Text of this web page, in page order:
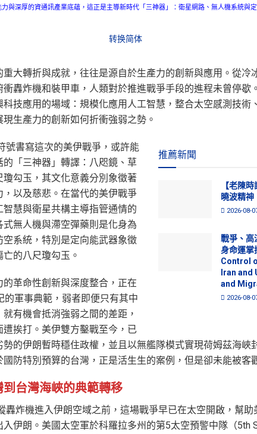
與深厚的資通訊產業底蘊，這正是主導新時代「三神器」：衛星網路、無人機系統與
转换简体
重大轉折與成就，往往是源自於生產力的創新與應用。從冷
衝轟炸機和裝甲車，人類對於推進戰爭手段的進程未曾停歇
科技應用的場域：規模化應用人工智慧，整合太空感測技術
現生產力的創新如何折衝強弱之勢。
推薦新聞
【老陳
曉波精神
2026-08-
戰爭、高
身命運掌
Control
Iran
and
2026-08-
號書寫這次的美伊戰爭，或許能
的「三神器」轉譯：八咫鏡、草
瓊勾玉，其文化意義分別象徵著
，以及慈悲。在當代的美伊戰爭
智慧與衛星共構主導指管通情的
式無人機與滯空彈藥則是化身為
空系統，特別是定向能武器象徵
的八尺瓊勾玉。
的革命性創新與深度整合，正在
的軍事典範，弱者即便只有其中
有機會抵消強弱之間的差距，
遭挨打。美伊雙方鑿戰至今，已
勢的伊朗暫時穩住政權，並且以無艦隊模式實現荷姆茲海峽
國防特別預算的台灣，正是活生生的案例，但是卻未能被客
到台灣海峽的典範轉移
轟炸機進入伊朗空域之前，這場戰爭早已在太空開啟，幫
入伊朗。美國太空軍於科羅拉多州的第5太空預警中隊（5th